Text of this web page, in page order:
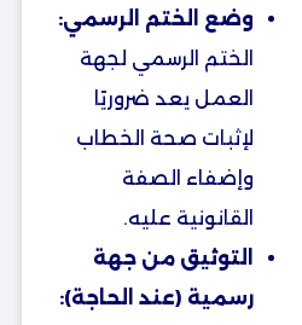
وضع الختم الرسمي:
الختم الرسمي لجهة
العمل يعد ضروريًا
لإثبات صحة الخطاب
وإضفاء الصفة
القانونية عليه.
التوثيق من جهة
رسمية (عند الحاجة):